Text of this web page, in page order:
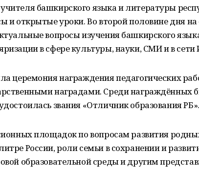
башкирского языка и литературы
и открытые уроки. Во второй половине дня
вопросы изучения башкирского
в сфере культуры, науки, СМИ и в сети
церемония награждения педагогических
наградами. Среди награждённых
звания «Отличник образования РБ».
площадок по вопросам развития
России, роли семьи в сохранении и
образовательной среды и другим